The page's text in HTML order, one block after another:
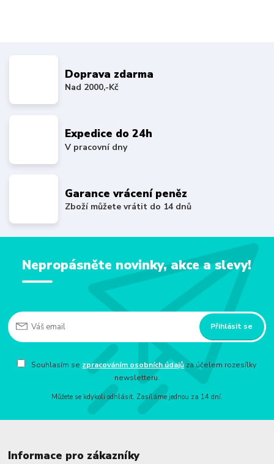
Doprava zdarma
Nad 2000,-Kč
Expedice do 24h
V pracovní dny
Garance vrácení peněz
Zboží můžete vrátit do 14 dnů
Nepropásněte novinky, akce a slevy!
Přihlásit se
Souhlasím se zpracováním osobních údajů za účelem rozesílky
newsletteru.
Můžete se kdykoli odhlásit. Zasíláme jednou za 14 dní.
Informace pro zákazníky